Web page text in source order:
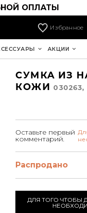
ОПЛАТЫ
Избранное
АКЦИИ
СУМКА ИЗ
КОЖИ
Оставьте первый
комментарий.
Распродано
ДЛЯ ТОГО ЧТОБЫ